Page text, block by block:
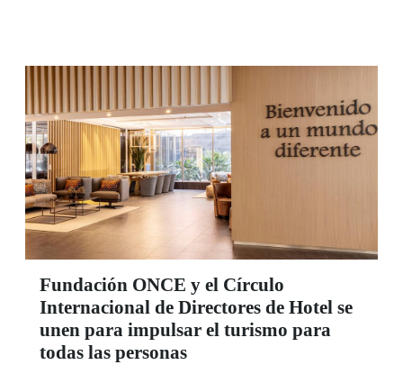
Fundación ONCE y el Círculo
Internacional de Directores de Hotel se
unen para impulsar el turismo para
todas las personas